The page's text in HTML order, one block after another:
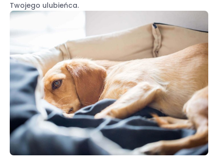
Twojego ulubieńca.